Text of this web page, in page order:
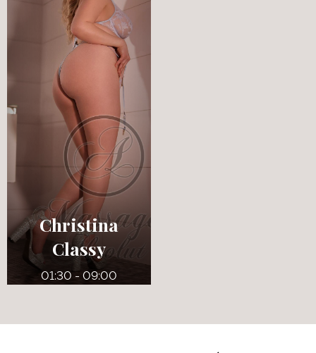
27 ans
5' 4"
Anglais
8
125 lbs
Bleus
Christina
Classy
01:30 - 09:00